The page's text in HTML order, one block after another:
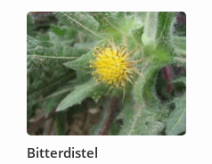
Bitterdistel